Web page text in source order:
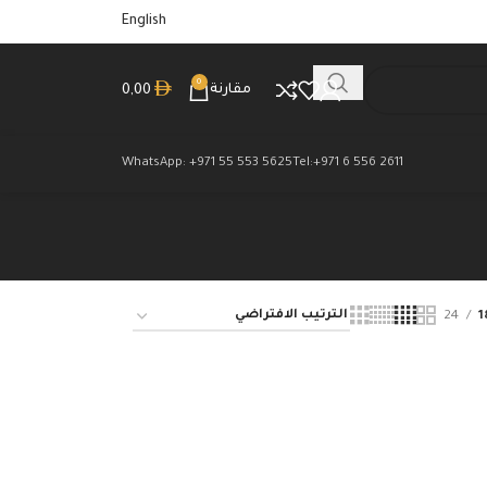
English
مقارنة
0
0,00
Tel:+971 6 556 2611
WhatsApp: +971 55 553 5625
24